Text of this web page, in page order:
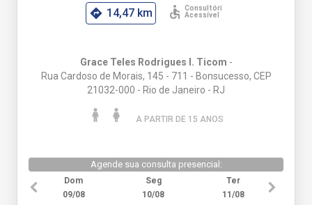
14,47 km
Grace Teles Rodrigues l. Ticom -
Rua Cardoso de Morais, 145 - 711 - Bonsucesso, CEP
21032-000 - Rio de Janeiro - RJ
A PARTIR DE 15 ANOS
Agende sua consulta presencial:
Dom
09/08
Seg
10/08
Ter
11/08